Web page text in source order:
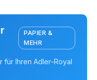
PAPIER &
MEHR
für Ihren Adler-Royal